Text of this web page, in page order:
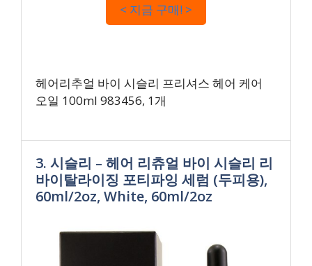
< 지금 구매! >
헤어리추얼 바이 시슬리 프리셔스 헤어 케어
오일 100ml 983456, 1개
3. 시슬리 – 헤어 리츄얼 바이 시슬리 리
바이탈라이징 포티파잉 세럼 (두피용),
60ml/2oz, White, 60ml/2oz